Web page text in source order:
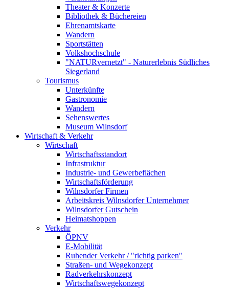
Theater & Konzerte
Bibliothek & Büchereien
Ehrenamtskarte
Wandern
Sportstätten
Volkshochschule
"NATURvernetzt" - Naturerlebnis Südliches
Siegerland
Tourismus
Unterkünfte
Gastronomie
Wandern
Sehenswertes
Museum Wilnsdorf
Wirtschaft & Verkehr
Wirtschaft
Wirtschaftsstandort
Infrastruktur
Industrie- und Gewerbeflächen
Wirtschaftsförderung
Wilnsdorfer Firmen
Arbeitskreis Wilnsdorfer Unternehmer
Wilnsdorfer Gutschein
Heimatshoppen
Verkehr
ÖPNV
E-Mobilität
Ruhender Verkehr / "richtig parken"
Straßen- und Wegekonzept
Radverkehrskonzept
Wirtschaftswegekonzept